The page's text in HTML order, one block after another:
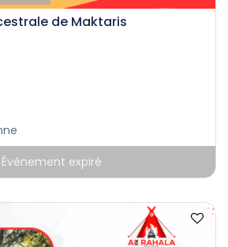
de Maktaris
Événement expiré